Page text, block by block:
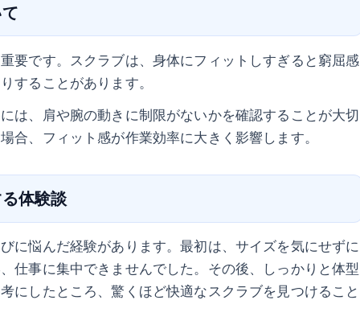
要です。スクラブは、身体にフィットしすぎると窮屈感
することがあります。
は、肩や腕の動きに制限がないかを確認することが大切
合、フィット感が作業効率に大きく影響します。
体験談
に悩んだ経験があります。最初は、サイズを気にせずに
仕事に集中できませんでした。その後、しっかりと体型
にしたところ、驚くほど快適なスクラブを見つけること